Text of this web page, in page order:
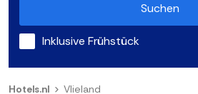
Suchen
Inklusive Frühstück
Hotels.nl Vlieland